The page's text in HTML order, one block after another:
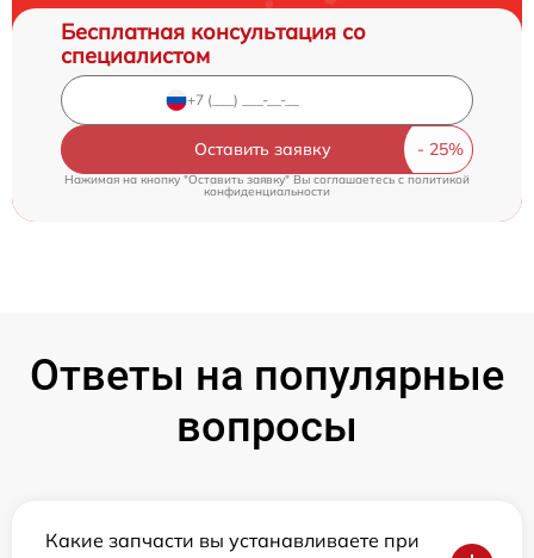
Бесплатная консультация со
специалистом
Оставить заявку
Нажимая на кнопку "Оставить заявку" Вы соглашаетесь cполитикой
конфиденциальности
Ответы на популярные
вопросы
Какие запчасти вы устанавливаете при